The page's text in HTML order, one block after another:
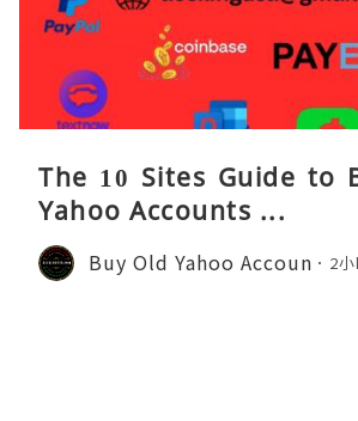
The 10 Sites Guide to
Yahoo Accounts ...
Buy Old Yahoo Accoun 2